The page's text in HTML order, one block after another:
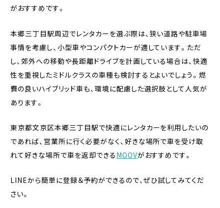
がおすすめです。
本郷三丁目駅周辺でレンタカーを選ぶ際は、狭い道路や駐車場
事情を考慮し、小型車やコンパクトカーが適しています。ただ
し、郊外への移動や長距離ドライブを計画している場合は、快適
性を重視したミドルクラスの車種も検討するとよいでしょう。燃
費の良いハイブリッド車も、環境に配慮した選択肢として人気が
あります。
東京都文京区本郷三丁目駅で快適にレンタカーを利用したいの
であれば、営業所に行く必要がなく、好きな場所で車を受け取
れて好きな場所で車を返却できる MOOVがおすすめです。
LINEから簡単に登録＆予約ができるので、ぜひ試してみてくだ
さい。